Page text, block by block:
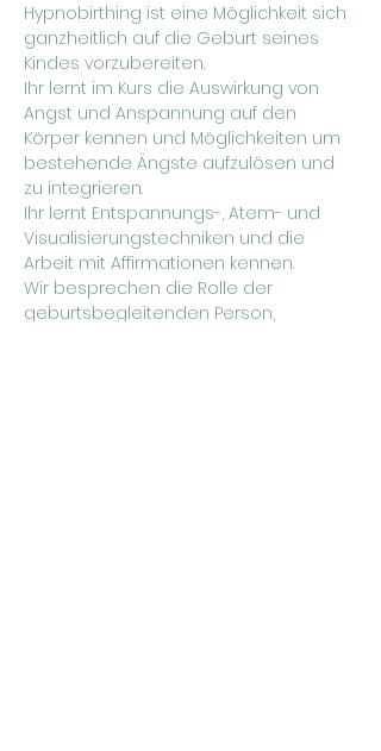
Hypnobirthing ist eine Möglichkeit sich
ganzheitlich auf die Geburt seines
Kindes vorzubereiten.
Ihr lernt im Kurs die Auswirkung von
Angst und Anspannung auf den
Körper kennen und Möglichkeiten um
bestehende Ängste aufzulösen und
zu integrieren.
Ihr lernt Entspannungs-, Atem- und
Visualisierungstechniken und die
Arbeit mit Affirmationen kennen.
Wir besprechen die Rolle der
geburtsbegleitenden Person,